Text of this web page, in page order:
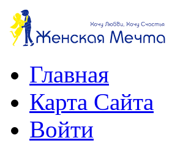
Главная
Карта Сайта
Войти